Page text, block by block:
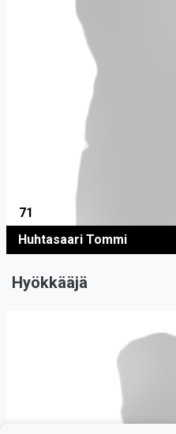
71
Huhtasaari Tommi
Hyökkääjä